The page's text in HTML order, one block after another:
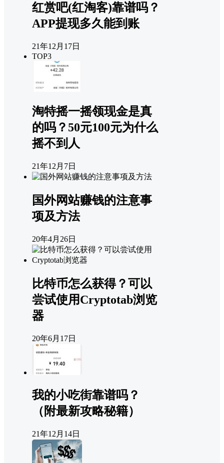
红赏吧(红淘客)靠谱吗？
APP提现多久能到账
21年12月17日
TOP3
淘特摇一摇领现金是真
的吗？50元100元为什么
摇不到人
21年12月7日
国外网站赚钱的注意事
项及方法
20年4月26日
比特币怎么获得？可以
尝试使用Cryptotab浏览
器
20年6月17日
我的小吃街靠谱吗？
（附最新攻略秘籍）
21年12月14日